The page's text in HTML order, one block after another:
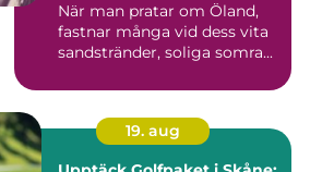
När man pratar om Öland,
fastnar många vid dess vita
sandstränder, soliga somra...
19. aug